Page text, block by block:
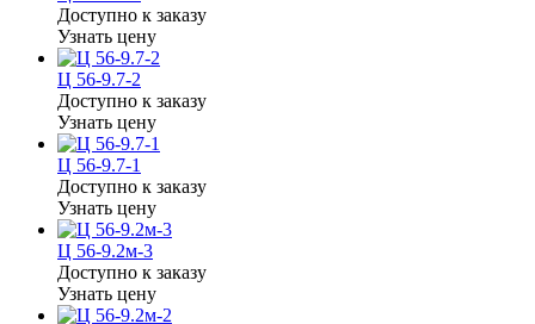
Доступно к заказу
Узнать цену
Ц 56-9.7-2
Доступно к заказу
Узнать цену
Ц 56-9.7-1
Доступно к заказу
Узнать цену
Ц 56-9.2м-3
Доступно к заказу
Узнать цену